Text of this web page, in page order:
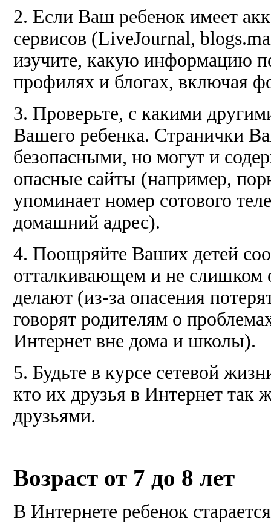
2. Если Ваш ребенок имеет
сервисов (LiveJournal,
изучите, какую информацию
профилях и блогах, включая
3. Проверьте, с какими
Вашего ребенка. Странички
безопасными, но могут и
опасные сайты (например,
упоминает номер сотового
домашний адрес).
4. Поощряйте Ваших детей
отталкивающем и не слишком
делают (из-за опасения
говорят родителям о
Интернет вне дома и школы).
5. Будьте в курсе сетевой
кто их друзья в Интернет так
друзьями.
Возраст от 7 до 8 лет
В Интернете ребенок